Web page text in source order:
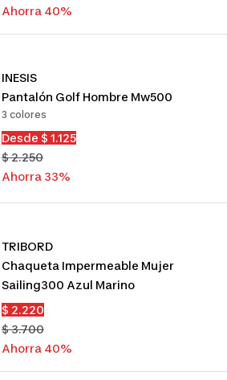
venta
normal
Ahorra 40%
INESIS
Pantalón Golf Hombre Mw500
3 colores
Precio
de
venta
Desde $ 1.125
Precio
normal
$ 2.250
Ahorra 33%
TRIBORD
Chaqueta Impermeable Mujer
Sailing300 Azul Marino
Precio
de
venta
$ 2.220
Precio
normal
$ 3.700
Ahorra 40%